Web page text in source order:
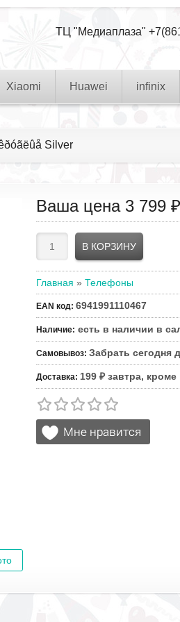
ТЦ "Медиаплаза"
Xiaomi Huawei infinix
Silver
Ваша цена 3 799 ₽
Главная » Телефоны
EAN код: 6941991110467
Наличие: есть в наличии в
Самовывоз: Забрать сегодня
Доставка: 199 ₽ завтра,